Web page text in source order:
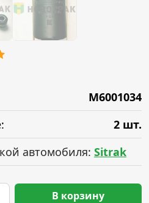
M6001034
2 шт.
автомобиля: Sitrak
В корзину